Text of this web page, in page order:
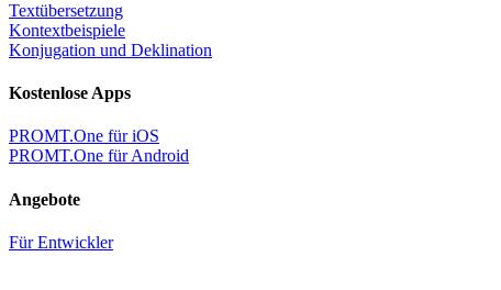
Textübersetzung
Kontextbeispiele
Konjugation und Deklination
Kostenlose Apps
PROMT.One für iOS
PROMT.One für Android
Angebote
Für Entwickler